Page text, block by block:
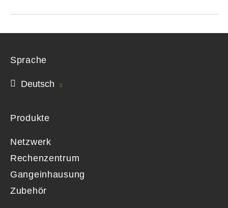
Sprache
Deutsch
Produkte
Netzwerk
Rechenzentrum
Gangeinhausung
Zubehör